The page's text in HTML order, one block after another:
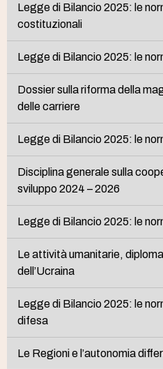
Legge di Bilancio 2025: le
costituzionali
Legge di Bilancio 2025: le
Dossier sulla riforma della
delle carriere
Legge di Bilancio 2025: le
Disciplina generale sulla
sviluppo 2024 – 2026
Legge di Bilancio 2025: le
Le attività umanitarie,
dell’Ucraina
Legge di Bilancio 2025: le
difesa
Le Regioni e l’autonomia